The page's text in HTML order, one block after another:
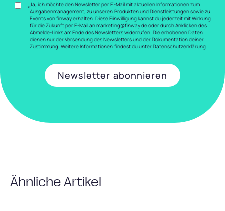
Ja, ich möchte den Newsletter per E-Mail mit aktuellen Informationen zum
Ausgabenmanagement, zu unseren Produkten und Dienstleistungen sowie zu
Events von finway erhalten. Diese Einwilligung kannst du jederzeit mit Wirkung
für die Zukunft per E-Mail an marketing@finway.de oder durch Anklicken des
Abmelde-Links am Ende des Newsletters widerrufen. Die erhobenen Daten
dienen nur der Versendung des Newsletters und der Dokumentation deiner
Zustimmung. Weitere Informationen findest du unterDatenschutzerklärung.
*
Ähnliche Artikel